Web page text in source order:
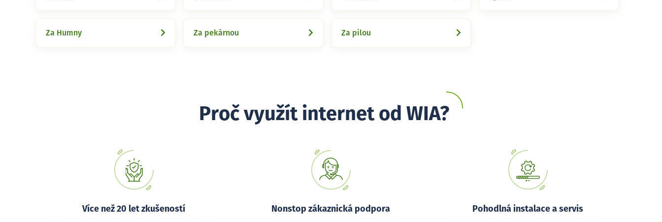
Za Humny Za pekárnou Za pilou
Proč využít internet od WIA?
Více než 20 let zkušeností Nonstop zákaznická podpora Pohodlná instalace a servis